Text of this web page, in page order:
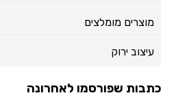
מוצרים מומלצים
עיצוב ירוק
כתבות שפורסמו לאחרונה